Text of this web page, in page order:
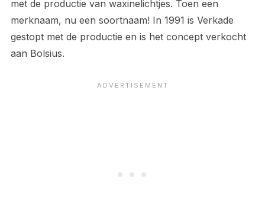
met de productie van waxinelichtjes. Toen een
merknaam, nu een soortnaam! In 1991 is Verkade
gestopt met de productie en is het concept verkocht
aan Bolsius.